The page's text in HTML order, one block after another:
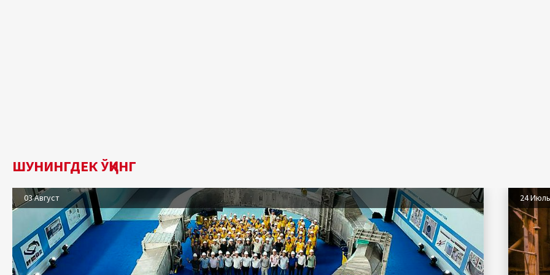
ШУНИНГДЕК ЎҚИНГ
03 Август 24